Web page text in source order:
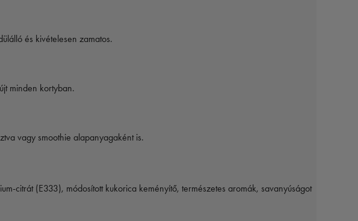
és kivételesen zamatos.
minden kortyban.
vagy smoothie alapanyagaként is.
citrát (E333), módosított kukorica keményítő, természetes aromák, savanyúságot